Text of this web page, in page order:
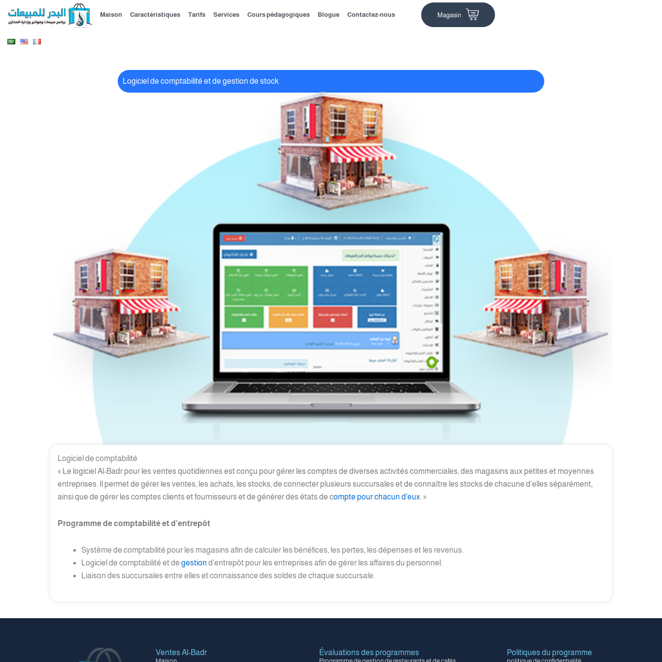
Maison Caractéristiques Tarifs Services Cours pédagogiques Blogue Contactez-nous Magasin
Logiciel de comptabilité et de gestion de stock
Logiciel de comptabilité
« Le logiciel Al-Badr pour les ventes quotidiennes est conçu pour gérer les comptes de diverses activités commerciales, des magasins aux petites et moyennes
entreprises. Il permet de gérer les ventes, les achats, les stocks, de connecter plusieurs succursales et de connaître les stocks de chacune d’elles séparément,
ainsi que de gérer les comptes clients et fournisseurs et de générer des états de compte pour chacun d’eux. »
Programme de comptabilité et d’entrepôt
Système de comptabilité pour les magasins afin de calculer les bénéfices, les pertes, les dépenses et les revenus.
Logiciel de comptabilité et de gestion d’entrepôt pour les entreprises afin de gérer les affaires du personnel.
Liaison des succursales entre elles et connaissance des soldes de chaque succursale.
Ventes Al-Badr Évaluations des programmes Politiques du programme